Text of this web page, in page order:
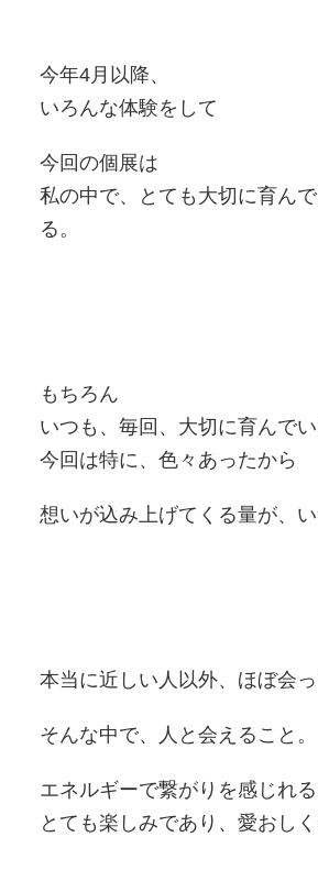
今年4月以降、
いろんな体験をして
今回の個展は
私の中で、とても大切に育ん
る。
もちろん
いつも、毎回、大切に育んで
今回は特に、色々あったから
想いが込み上げてくる量が、い
本当に近しい人以外、ほぼ会っ
そんな中で、人と会えること。
エネルギーで繋がりを感じれ
とても楽しみであり、愛おしく